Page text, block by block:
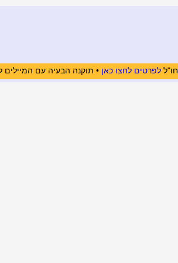
לפרטים לחצו כאן • תוקנה הבעיה עם